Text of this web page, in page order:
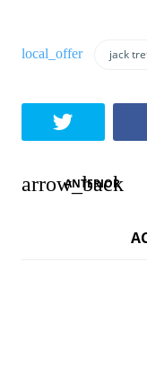
jack
N
ANTERIOR